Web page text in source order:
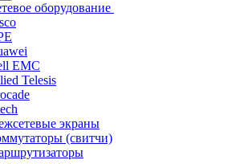
оборудование
EMC
Telesis
экраны
(свитчи)